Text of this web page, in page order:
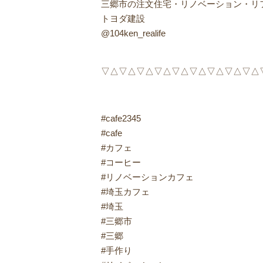
三郷市の注文住宅・リノベーション・
トヨダ建設
@104ken_realife
#cafe2345
#cafe
#カフェ
#コーヒー
#リノベーションカフェ
#埼玉カフェ
#埼玉
#三郷市
#三郷
#手作り